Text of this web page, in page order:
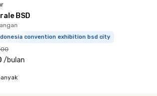
BSD
convention exhibition bsd city
/bulan